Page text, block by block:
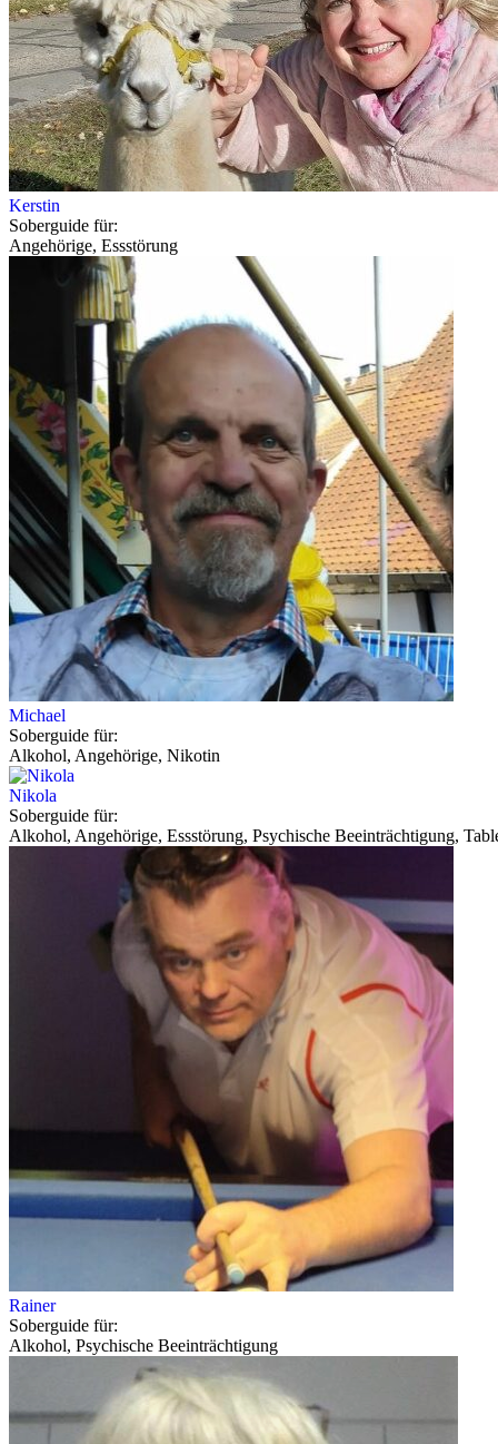
Kerstin
Soberguide für:
Angehörige, Essstörung
Michael
Soberguide für:
Alkohol, Angehörige, Nikotin
Nikola
Soberguide für:
Alkohol, Angehörige, Essstörung, Psychische Beeinträchtigung,
Rainer
Soberguide für:
Alkohol, Psychische Beeinträchtigung